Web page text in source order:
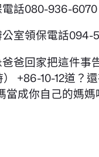
話080-936-6070
室領保電話094-
爸回家把這件事
+86-10-12道？
當成你自己的媽